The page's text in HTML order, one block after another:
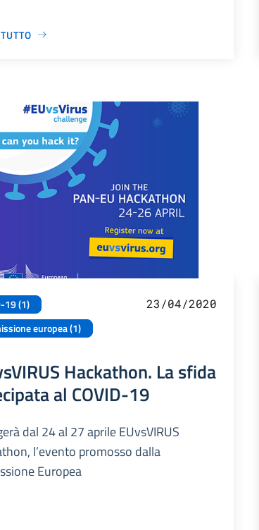
19 (1)
europea (1)
23/04/2020
Hackathon. La sfida
al COVID-19
dal 24 al 27 aprile EUvsVIRUS
l’evento promosso dalla
Europea